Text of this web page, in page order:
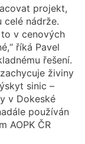
projekt,
celé nádrže.
v cenových
říká Pavel
řešení.
živiny
sinic –
v Dokeské
používán
AOPK ČR